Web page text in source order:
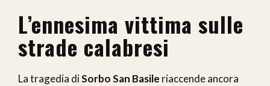
L’ennesima vittima sulle
strade calabresi
La tragedia diSorbo San Basile riaccende ancora